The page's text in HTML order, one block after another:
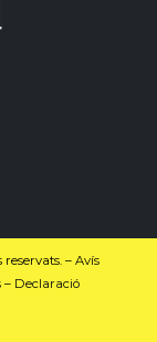
reservats. – Avís
– Declaració